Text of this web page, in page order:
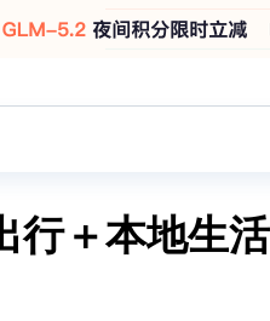
行＋本地生